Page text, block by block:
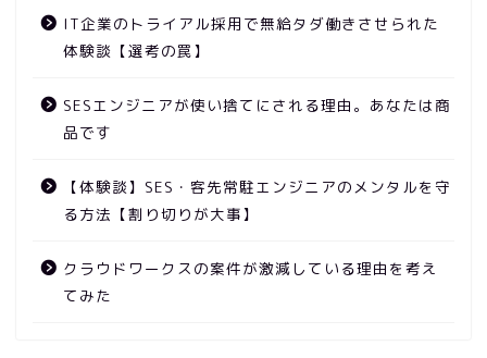
IT企業のトライアル採用で無給タダ働きさせられた
体験談【選考の罠】
SESエンジニアが使い捨てにされる理由。あなたは商
品です
【体験談】SES・客先常駐エンジニアのメンタルを守
る方法【割り切りが大事】
クラウドワークスの案件が激減している理由を考え
てみた